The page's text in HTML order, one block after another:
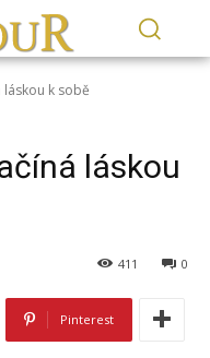
láskou k sobě
láskou
0
411
Pinterest